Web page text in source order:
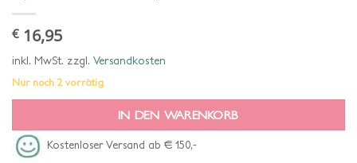
€ 16,95
inkl. MwSt. zzgl. Versandkosten
Nur noch 2 vorrätig
IN DEN WARENKORB
Kostenloser Versand ab € 150,-